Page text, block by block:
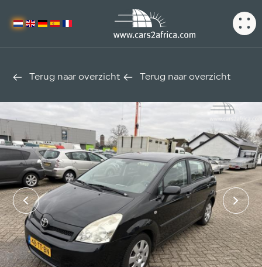
Terug naar overzicht Terug naar overzicht